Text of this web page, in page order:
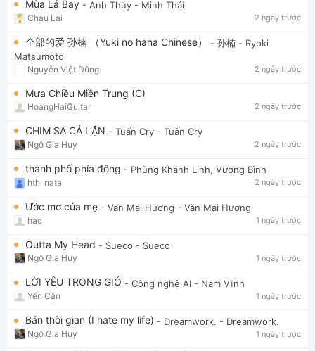
Mùa Lá Bay - Anh Thúy - Minh Thái
Chau Lai 2 ngày trước
全部的爱 孙楠 （Yuki no hana Chinese） - 孙楠 - Ryoki
Matsumoto
Nguyễn Việt Dũng 2 ngày trước
Mưa Chiều Miền Trung (C)
HoangHaiGuitar 2 ngày trước
CHIM SA CÁ LẶN - Tuấn Cry - Tuấn Cry
Ngô Gia Huy 2 ngày trước
thành phố phía đông - Phùng Khánh Linh, Vương Bình
hth_nata 2 ngày trước
Ước mơ của mẹ - Văn Mai Hương - Văn Mai Hương
hac 1 ngày trước
Outta My Head - Sueco - Sueco
Ngô Gia Huy 1 ngày trước
LỜI YÊU TRONG GIÓ - Công nghệ AI - Nam Vĩnh
Yến Cận 1 ngày trước
Bán thời gian (I hate my life) - Dreamwork. - Dreamwork.
Ngô Gia Huy 1 ngày trước